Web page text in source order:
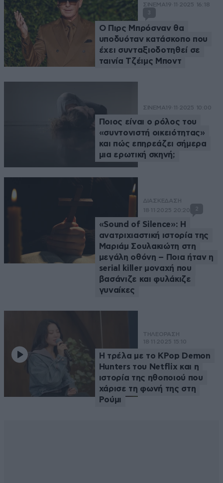
ΣΙΝΕΜΑ 19·11·2025 16:18
3
Ο Πιρς Μπρόσναν θα
υποδυόταν κατάσκοπο που
έχει συνταξιοδοτηθεί σε
ταινία Τζέιμς Μποντ
ΣΙΝΕΜΑ 19·11·2025 10:00
Ποιος είναι ο ρόλος του
«συντονιστή οικειότητας»
και πώς επηρεάζει σήμερα
μια ερωτική σκηνή;
ΔΙΑΣΚΕΔΑΣΗ
18·11·2025 20:20
2
«Sound of Silence»: Η
ανατριχιαστική ιστορία της
Μαριάμ Σουλακιώτη στη
μεγάλη οθόνη – Ποια ήταν η
serial killer μοναχή που
βασάνιζε και φυλάκιζε
γυναίκες
ΤΗΛΕΟΡΑΣΗ
18·11·2025 15:10
Η τρέλα με το KPop Demon
Hunters του Netflix και η
ιστορία της ηθοποιού που
χάρισε τη φωνή της στη
Ρούμι